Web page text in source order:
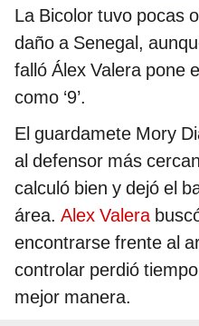
La Bicolor tuvo pocas
daño a Senegal,
falló Álex Valera pone
como ‘9’.
El guardamete Mory
al defensor más
calculó bien y dejó el
área. Alex Valera
encontrarse frente al
controlar perdió
mejor manera.